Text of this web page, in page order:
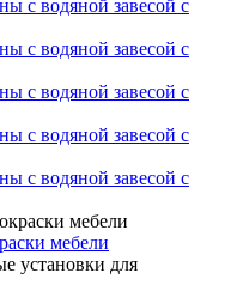
с водяной завесой с
с водяной завесой с
с водяной завесой с
с водяной завесой с
с водяной завесой с
мебели